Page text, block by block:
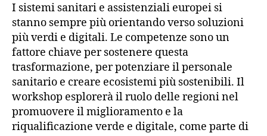
I sistemi sanitari e assistenziali europei si
stanno sempre più orientando verso soluzioni
più verdi e digitali. Le competenze sono un
fattore chiave per sostenere questa
trasformazione, per potenziare il personale
sanitario e creare ecosistemi più sostenibili. Il
workshop esplorerà il ruolo delle regioni nel
promuovere il miglioramento e la
riqualificazione verde e digitale, come parte di